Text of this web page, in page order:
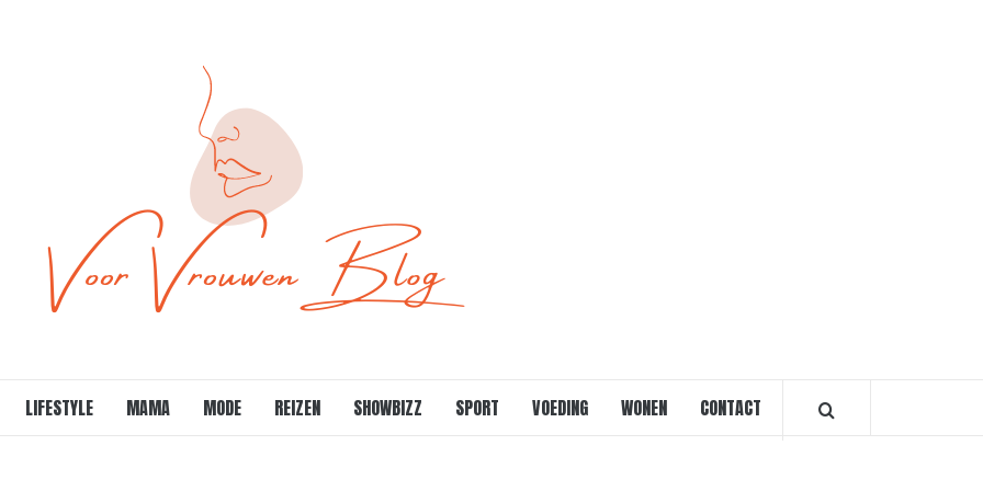
LIFESTYLE MAMA MODE REIZEN SHOWBIZZ SPORT VOEDING WONEN CONTACT